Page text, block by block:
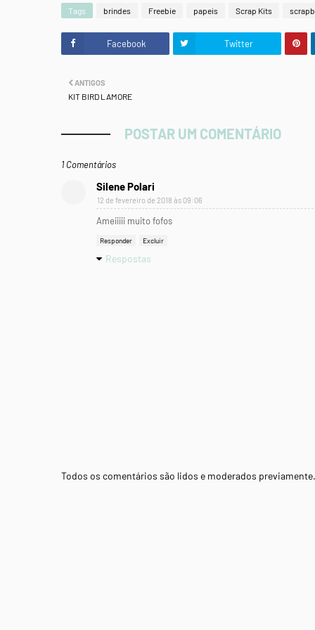
Tags brindes Freebie papeis Scrap Kits
Facebook Twitter
ANTIGOS
KIT BIRD LAMORE
POSTAR UM COMENTÁRIO
1 Comentários
Silene Polari
12 de fevereiro de 2018 às 09:06
Ameiiiii muito fofos
Responder Excluir
Respostas
Todos os comentários são lidos e moderados previamente.